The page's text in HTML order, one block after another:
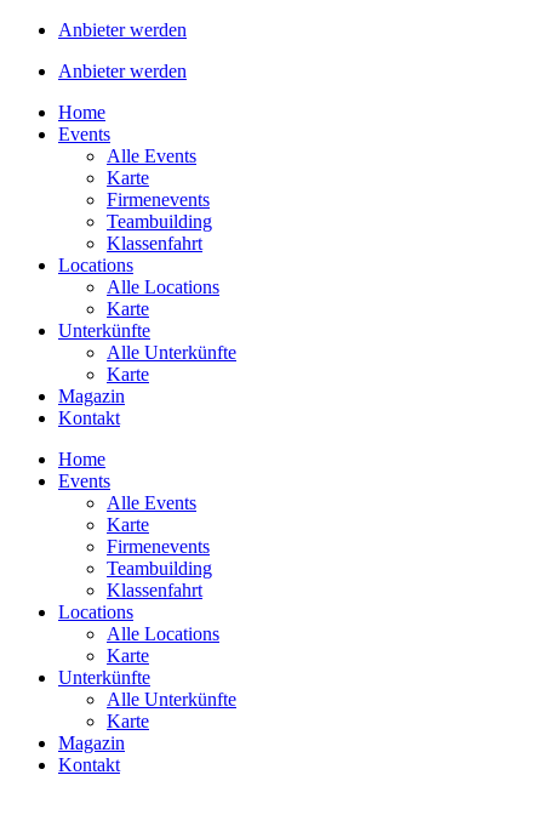
Anbieter werden
Anbieter werden
Home
Events
Alle Events
Karte
Firmenevents
Teambuilding
Klassenfahrt
Locations
Alle Locations
Karte
Unterkünfte
Alle Unterkünfte
Karte
Magazin
Kontakt
Home
Events
Alle Events
Karte
Firmenevents
Teambuilding
Klassenfahrt
Locations
Alle Locations
Karte
Unterkünfte
Alle Unterkünfte
Karte
Magazin
Kontakt